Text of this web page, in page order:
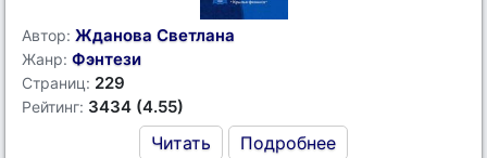
Автор: Жданова Светлана
Жанр: Фэнтези
Страниц: 229
Рейтинг: 3434 (4.55)
Читать Подробнее